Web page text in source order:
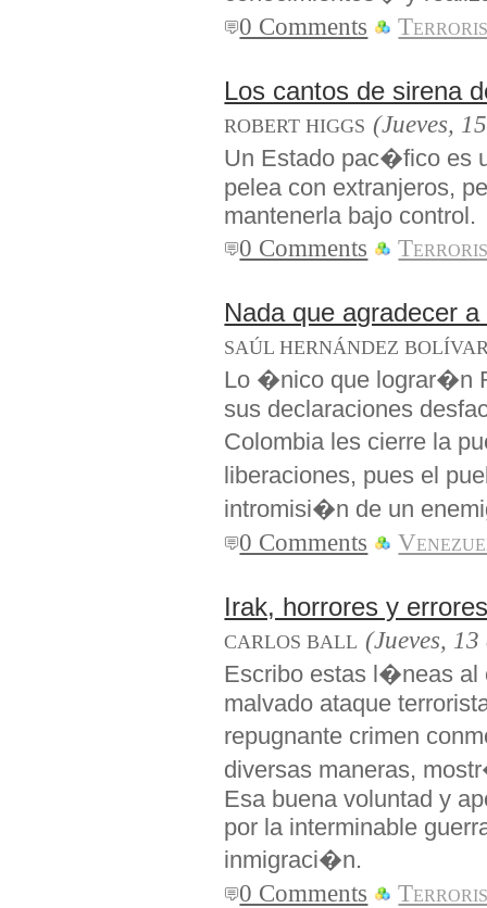
0 Comments
Los cantos de sirena
ROBERT HIGGS (Jueves,
Un Estado pac�fico es
pelea con extranjeros,
mantenerla bajo control.
0 Comments
Nada que agradecer
SAÚL HERNÁNDEZ
Lo �nico que lograr�n
sus declaraciones
Colombia les cierre la
liberaciones, pues el
intromisi�n de un
0 Comments
Irak, horrores y
CARLOS BALL (Jueves,
Escribo estas l�neas al
malvado ataque
repugnante crimen
diversas maneras,
Esa buena voluntad y
por la interminable
inmigraci�n.
0 Comments